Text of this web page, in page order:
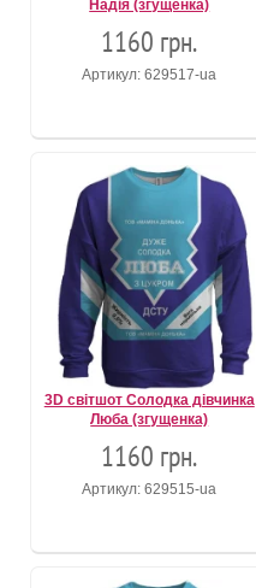
Надія (згущенка)
1160 грн.
Артикул: 629517-ua
3D світшот Солодка дівчинка
Люба (згущенка)
1160 грн.
Артикул: 629515-ua